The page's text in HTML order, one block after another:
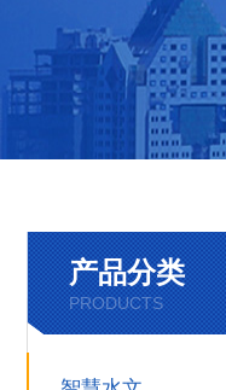
产品分类
PRODUCTS